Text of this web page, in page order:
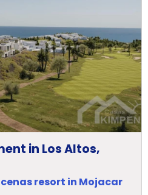
in Los Altos,
resort in Mojacar